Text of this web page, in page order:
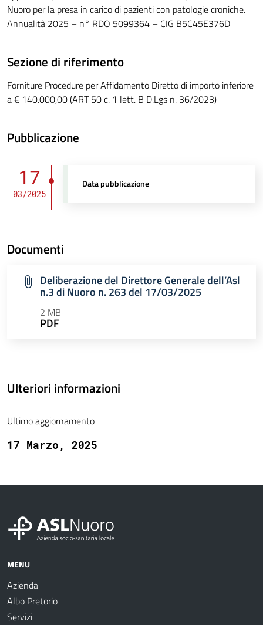
Nuoro per la presa in carico di pazienti con patologie croniche.
Annualità 2025 – n° RDO 5099364 – CIG B5C45E376D
Sezione di riferimento
Forniture Procedure per Affidamento Diretto di importo inferiore
a € 140.000,00 (ART 50 c. 1 lett. B D.Lgs n. 36/2023)
Pubblicazione
17
03/2025
Data pubblicazione
Documenti
Deliberazione del Direttore Generale dell’Asl
n.3 di Nuoro n. 263 del 17/03/2025
2 MB
PDF
Ulteriori informazioni
Ultimo aggiornamento
17 Marzo, 2025
MENU
Azienda
Albo Pretorio
Servizi